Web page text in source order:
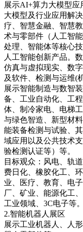
展示AI+算力大模型应
大模型及行业应用解
疗、智慧金融、智慧
术与零部件（人工智
处理、智能体等核心
人工智能创新产品。
仿真与虚拟现实、数
及软件、检测与运维(
展示智能制造与数智
备、工业自动化、工
体、制冷家电、电梯
与绿色智造、新型材
能装备检测与试验、
域应用以及公共技术
验检测认证等）等。
目标观众：风电、轨
费日化、橡胶化工、
业、医疗、教育、电
厂、矿业、能源化工
工业领域、3C电子等。
2.智能机器人展区
展示工业机器人、人